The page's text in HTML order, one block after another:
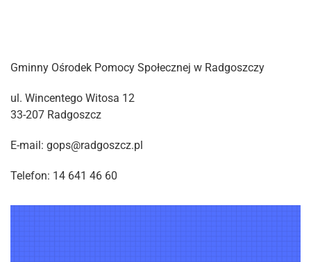
Gminny Ośrodek Pomocy Społecznej w Radgoszczy
ul. Wincentego Witosa 12
33-207 Radgoszcz
E-mail: gops@radgoszcz.pl
Telefon: 14 641 46 60